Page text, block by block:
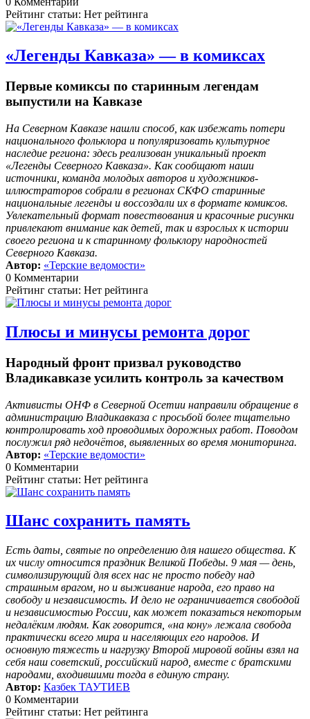
Рейтинг статьи: Нет рейтинга
«Легенды Кавказа» — в комиксах
Первые комиксы по старинным легендам
выпустили на Кавказе
На Северном Кавказе нашли способ, как избежать потери
национального фольклора и популяризовать культурное
наследие региона: здесь реализован уникальный проект
«Легенды Северного Кавказа». Как сообщают наши
источники, команда молодых авторов и художников-
иллюстраторов собрали в регионах СКФО старинные
национальные легенды и воссоздали их в формате комиксов.
Увлекательный формат повествования и красочные рисунки
привлекают внимание как детей, так и взрослых к истории
своего региона и к старинному фольклору народностей
Северного Кавказа.
Автор: «Терские ведомости»
0 Комментарии
Рейтинг статьи: Нет рейтинга
Плюсы и минусы ремонта дорог
Народный фронт призвал руководство
Владикавказе усилить контроль за качеством
Активисты ОНФ в Северной Осетии направили обращение в
администрацию Владикавказа с просьбой более тщательно
контролировать ход проводимых дорожных работ. Поводом
послужил ряд недочётов, выявленных во время мониторинга.
Автор: «Терские ведомости»
0 Комментарии
Рейтинг статьи: Нет рейтинга
Шанс сохранить память
Есть даты, святые по определению для нашего общества. К
их числу относится праздник Великой Победы. 9 мая — день,
символизирующий для всех нас не просто победу над
страшным врагом, но и выживание народа, его право на
свободу и независимость. И дело не ограничивается свободой
и независимостью России, как может показаться некоторым
недалёким людям. Как говорится, «на кону» лежала свобода
практически всего мира и населяющих его народов. И
основную тяжесть и нагрузку Второй мировой войны взял на
себя наш советский, российский народ, вместе с братскими
народами, входившими тогда в единую страну.
Автор: Казбек ТАУТИЕВ
0 Комментарии
Рейтинг статьи: Нет рейтинга